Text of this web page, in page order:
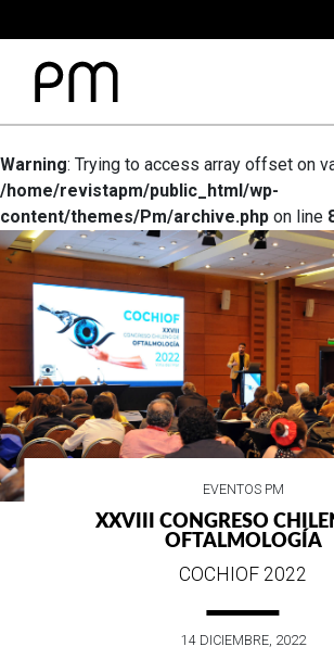
Warning: Trying to access array offset on
/home/revistapm/public_html/wp-
content/themes/Pm/archive.php on line
EVENTOS PM
XXVIII CONGRESO
OFTALMOLOGÍA
COCHIOF 2022
14 DICIEMBRE, 2022